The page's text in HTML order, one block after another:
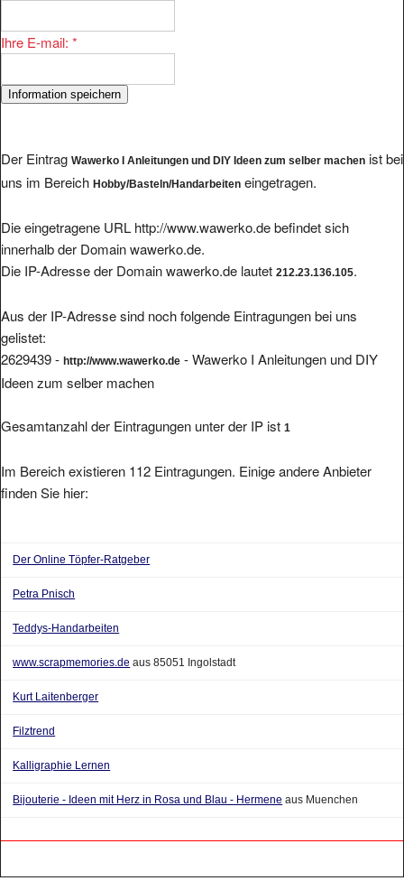
Ihre E-mail: *
Der Eintrag Wawerko I Anleitungen und DIY Ideen zum selber machen ist bei
uns im Bereich Hobby/Basteln/Handarbeiten eingetragen.
Die eingetragene URL http://www.wawerko.de befindet sich
innerhalb der Domain wawerko.de.
Die IP-Adresse der Domain wawerko.de lautet 212.23.136.105.
Aus der IP-Adresse sind noch folgende Eintragungen bei uns
gelistet:
2629439 - http://www.wawerko.de - Wawerko I Anleitungen und DIY
Ideen zum selber machen
Gesamtanzahl der Eintragungen unter der IP ist 1
Im Bereich existieren 112 Eintragungen. Einige andere Anbieter
finden Sie hier:
Der Online Töpfer-Ratgeber
Petra Pnisch
Teddys-Handarbeiten
www.scrapmemories.de aus 85051 Ingolstadt
Kurt Laitenberger
Filztrend
Kalligraphie Lernen
Bijouterie - Ideen mit Herz in Rosa und Blau - Hermene aus Muenchen